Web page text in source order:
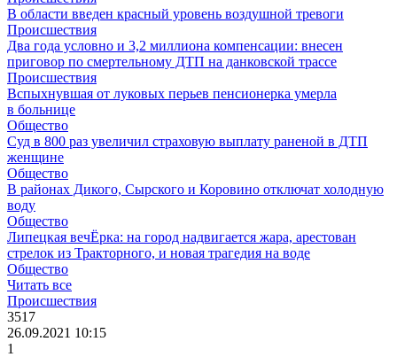
В области введен красный уровень воздушной тревоги
Происшествия
Два года условно и 3,2 миллиона компенсации: внесен
приговор по смертельному ДТП на данковской трассе
Происшествия
Вспыхнувшая от луковых перьев пенсионерка умерла
в больнице
Общество
Суд в 800 раз увеличил страховую выплату раненой в ДТП
женщине
Общество
В районах Дикого, Сырского и Коровино отключат холодную
воду
Общество
Липецкая вечЁрка: на город надвигается жара, арестован
стрелок из Тракторного, и новая трагедия на воде
Общество
Читать все
Происшествия
3517
26.09.2021 10:15
1